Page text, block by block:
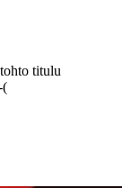
titulu
(